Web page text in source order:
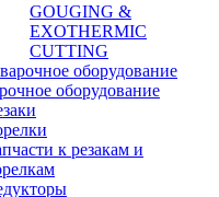
GOUGING &
EXOTHERMIC
CUTTING
оборудование
к резакам и